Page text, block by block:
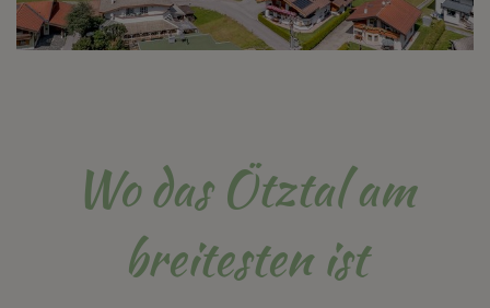
Wo das Ötztal am
breitesten ist